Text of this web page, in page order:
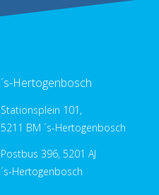
´s-Hertogenbosch
Stationsplein 101,
5211 BM ´s-Hertogenbosch
Postbus 396, 5201 AJ
´s-Hertogenbosch